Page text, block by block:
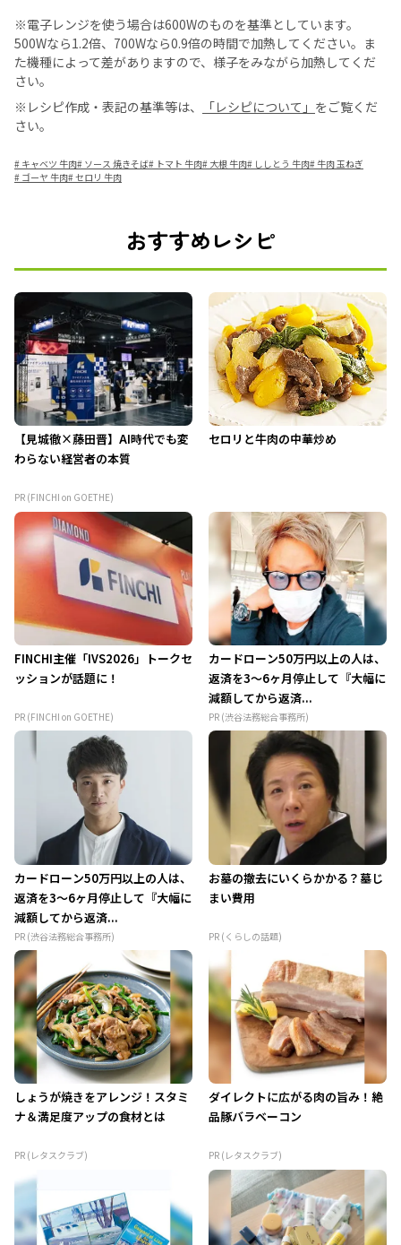
※電子レンジを使う場合は600Wのものを基準としています。
500Wなら1.2倍、700Wなら0.9倍の時間で加熱してください。ま
た機種によって差がありますので、様子をみながら加熱してくだ
さい。
※レシピ作成・表記の基準等は、
「レシピについて」 をご覧くだ
さい。
# キャベツ 牛肉# ソース 焼きそば# トマト 牛肉# 大根 牛肉# ししとう 牛肉#牛肉 玉ねぎ
# ゴーヤ 牛肉#セロリ 牛肉
おすすめレシピ
【見城徹×藤田晋】AI時代でも変
わらない経営者の本質
PR (FINCHI on GOETHE)
セロリと牛肉の中華炒め
FINCHI主催「IVS2026」トークセ
ッションが話題に！
PR (FINCHI on GOETHE)
カードローン50万円以上の人は、
返済を3～6ヶ月停止して『大幅に
減額してから返済...
PR (渋谷法務総合事務所)
カードローン50万円以上の人は、
返済を3～6ヶ月停止して『大幅に
減額してから返済...
PR (渋谷法務総合事務所)
お墓の撤去にいくらかかる？墓じ
まい費用
PR (くらしの話題)
しょうが焼きをアレンジ！スタミ
ナ＆満足度アップの食材とは
PR (レタスクラブ)
ダイレクトに広がる肉の旨み！絶
品豚バラベーコン
PR (レタスクラブ)